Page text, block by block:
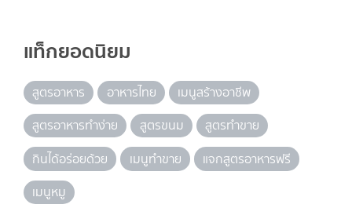
แท็กยอดนิยม
สูตรอาหาร อาหารไทย
เมนูสร้างอาชีพ
สูตรอาหารทำง่าย
สูตรขนม
สูตรทำขาย
กินได้อร่อยด้วย
เมนูทำขาย
แจกสูตรอาหารฟรี
เมนูหมู